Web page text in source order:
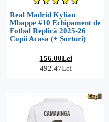
Real Madrid Kylian
Mbappe #10 Echipament de
Fotbal Replică 2025-26
Copii Acasa (+ Șorturi)
156.00Lei
492.47Lei